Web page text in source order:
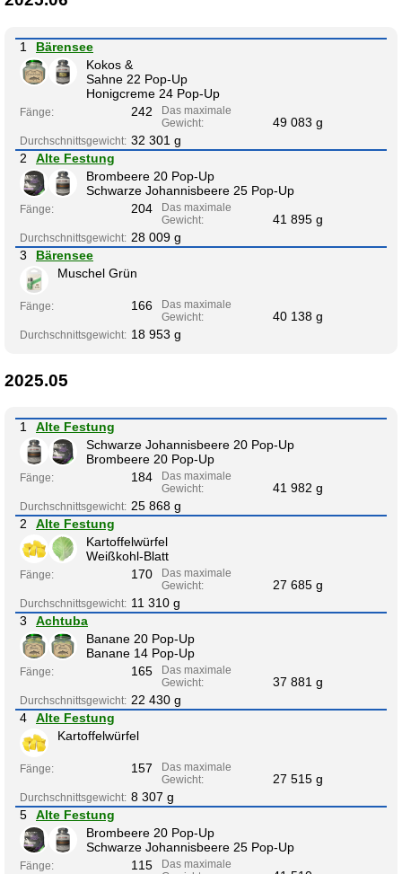
1
Bärensee
Kokos &
Sahne 22 Pop-Up
Honigcreme 24 Pop-Up
Fänge: 242
Das maximale
Gewicht:
49 083 g
Durchschnittsgewicht: 32 301 g
2
Alte Festung
Brombeere 20 Pop-Up
Schwarze Johannisbeere 25 Pop-Up
Fänge: 204
Das maximale
Gewicht:
41 895 g
Durchschnittsgewicht: 28 009 g
3
Bärensee
Muschel Grün
Fänge: 166
Das maximale
Gewicht:
40 138 g
Durchschnittsgewicht: 18 953 g
2025.05
1
Alte Festung
Schwarze Johannisbeere 20 Pop-Up
Brombeere 20 Pop-Up
Fänge: 184
Das maximale
Gewicht:
41 982 g
Durchschnittsgewicht: 25 868 g
2
Alte Festung
Kartoffelwürfel
Weißkohl-Blatt
Fänge: 170
Das maximale
Gewicht:
27 685 g
Durchschnittsgewicht: 11 310 g
3
Achtuba
Banane 20 Pop-Up
Banane 14 Pop-Up
Fänge: 165
Das maximale
Gewicht:
37 881 g
Durchschnittsgewicht: 22 430 g
4
Alte Festung
Kartoffelwürfel
Fänge: 157
Das maximale
Gewicht:
27 515 g
Durchschnittsgewicht: 8 307 g
5
Alte Festung
Brombeere 20 Pop-Up
Schwarze Johannisbeere 25 Pop-Up
Fänge: 115
Das maximale